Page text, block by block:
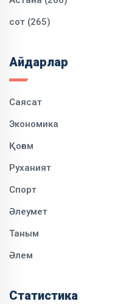
сот (265)
Айдарлар
Саясат
Экономика
Қоғам
Руханият
Спорт
Әлеумет
Таным
Әлем
Статистика